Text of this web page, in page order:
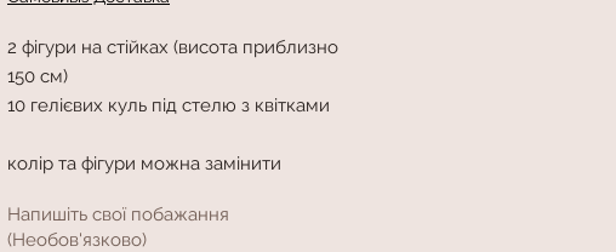
2 фігури на стійках (висота приблизно
150 см)
10 гелієвих куль під стелю з квітками
колір та фігури можна замінити
Напишіть свої побажання
(Необов'язково)